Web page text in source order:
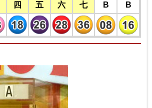
四 五 六 七 B B